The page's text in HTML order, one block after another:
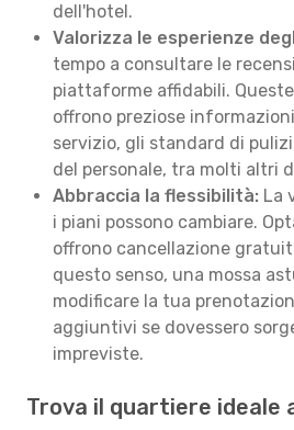
dell'hotel.
Valorizza le esperienze
tempo a consultare le
piattaforme affidabili.
offrono preziose
servizio, gli standard di
del personale, tra molti altri
Abbraccia la flessibilità: La
i piani possono cambiare.
offrono cancellazione
questo senso, una mossa
modificare la tua
aggiuntivi se dovessero
impreviste.
Trova il quartiere ideale